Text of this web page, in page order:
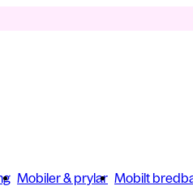
Mobiler & prylar Mobilt